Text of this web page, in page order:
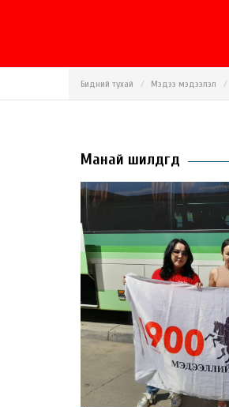
Бидний тухай Мэдээ мэдээлэл
Манай шилдгүүд